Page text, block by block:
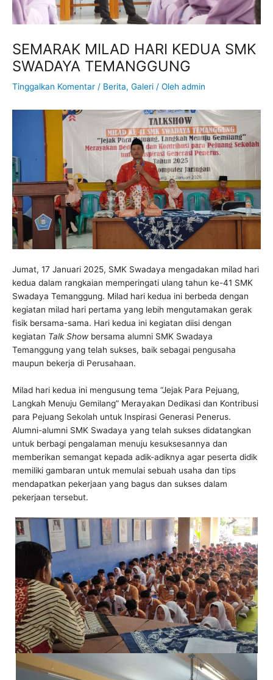
SEMARAK MILAD HARI KEDUA SMK
SWADAYA TEMANGGUNG
Tinggalkan Komentar / Berita, Galeri / Oleh admin
Jumat, 17 Januari 2025, SMK Swadaya mengadakan milad hari
kedua dalam rangkaian memperingati ulang tahun ke-41 SMK
Swadaya Temanggung. Milad hari kedua ini berbeda dengan
kegiatan milad hari pertama yang lebih mengutamakan gerak
fisik bersama-sama. Hari kedua ini kegiatan diisi dengan
kegiatan Talk Show bersama alumni SMK Swadaya
Temanggung yang telah sukses, baik sebagai pengusaha
maupun bekerja di Perusahaan.
Milad hari kedua ini mengusung tema “Jejak Para Pejuang,
Langkah Menuju Gemilang” Merayakan Dedikasi dan Kontribusi
para Pejuang Sekolah untuk Inspirasi Generasi Penerus.
Alumni-alumni SMK Swadaya yang telah sukses didatangkan
untuk berbagi pengalaman menuju kesuksesannya dan
memberikan semangat kepada adik-adiknya agar peserta didik
memiliki gambaran untuk memulai sebuah usaha dan tips
mendapatkan pekerjaan yang bagus dan sukses dalam
pekerjaan tersebut.